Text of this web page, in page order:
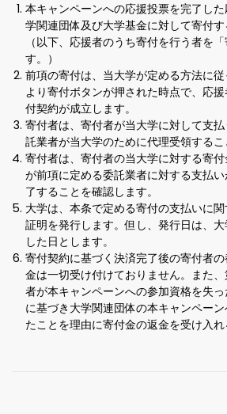
本キャンペーンへの応援投票を完了し
学関連団体及び大学基金に対して寄付す
（以下、応援者のうち寄付を行う者を
す。）
前項の寄付は、当大学が定める方法に
より寄付ボタンが押された時点で、応
付契約が成立します。
寄付者は、寄付者が当大学に対して支
託業者が当大学のために代理受領するこ
寄付者は、寄付者の当大学に対する寄
が前項に定める委託業者に対する支払
了することを確認します。
大学は、本条で定める寄付の支払いに
証明を発行します。但し、発行日は、
した日とします。
寄付契約に基づく決済完了後の寄付者
金は一切受け付けておりません。また
者が本キャンペーンへの参加資格を失
に基づき大学関連団体の本キャンペー
たことを理由に寄付金の返金を受け入れ